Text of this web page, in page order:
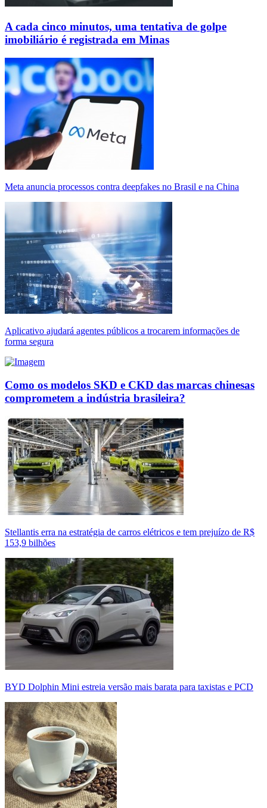
A cada cinco minutos, uma tentativa de golpe
imobiliário é registrada em Minas
Meta anuncia processos contra deepfakes no Brasil e na China
Aplicativo ajudará agentes públicos a trocarem informações de
forma segura
Como os modelos SKD e CKD das marcas chinesas
comprometem a indústria brasileira?
Stellantis erra na estratégia de carros elétricos e tem prejuízo de R$
153,9 bilhões
BYD Dolphin Mini estreia versão mais barata para taxistas e PCD